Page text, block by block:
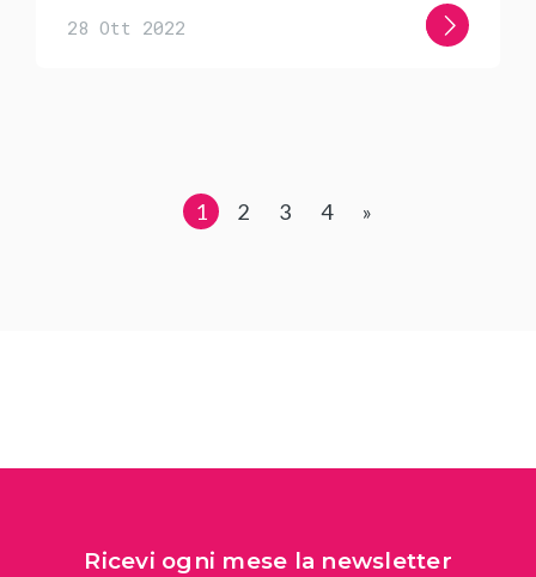
28 Ott 2022
1 2 3 4 »
Ricevi ogni mese la newsletter